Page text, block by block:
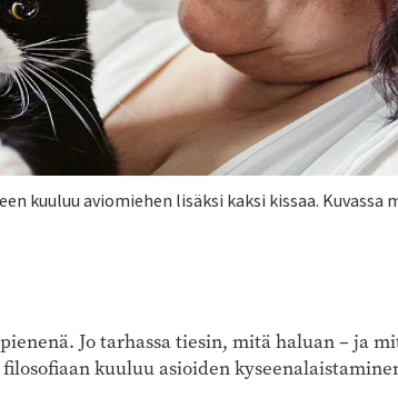
kuuluu aviomiehen lisäksi kaksi kissaa. Kuvassa
Jo tarhassa tiesin, mitä haluan – ja
kuuluu asioiden